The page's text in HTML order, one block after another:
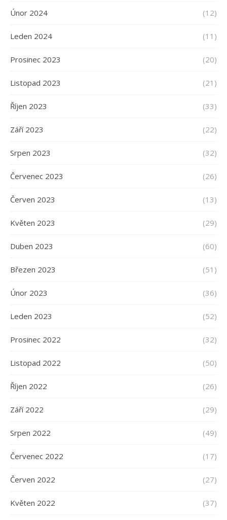
Únor 2024 (12)
Leden 2024 (11)
Prosinec 2023 (20)
Listopad 2023 (21)
Říjen 2023 (33)
Září 2023 (22)
Srpen 2023 (32)
Červenec 2023 (26)
Červen 2023 (13)
Květen 2023 (29)
Duben 2023 (60)
Březen 2023 (51)
Únor 2023 (36)
Leden 2023 (52)
Prosinec 2022 (32)
Listopad 2022 (50)
Říjen 2022 (26)
Září 2022 (29)
Srpen 2022 (49)
Červenec 2022 (17)
Červen 2022 (27)
Květen 2022 (37)